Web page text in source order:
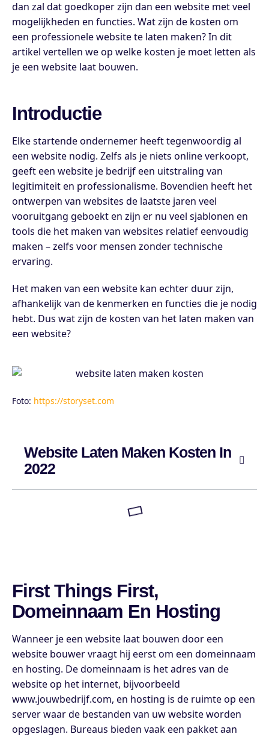
dan zal dat goedkoper zijn dan een website met veel
mogelijkheden en functies. Wat zijn de kosten om
een professionele website te laten maken? In dit
artikel vertellen we op welke kosten je moet letten als
je een website laat bouwen.
Introductie
Elke startende ondernemer heeft tegenwoordig al
een website nodig. Zelfs als je niets online verkoopt,
geeft een website je bedrijf een uitstraling van
legitimiteit en professionalisme. Bovendien heeft het
ontwerpen van websites de laatste jaren veel
vooruitgang geboekt en zijn er nu veel sjablonen en
tools die het maken van websites relatief eenvoudig
maken – zelfs voor mensen zonder technische
ervaring.
Het maken van een website kan echter duur zijn,
afhankelijk van de kenmerken en functies die je nodig
hebt. Dus wat zijn de kosten van het laten maken van
een website?
Foto: https://storyset.com
Website Laten Maken Kosten In
2022
First Things First,
Domeinnaam En Hosting
Wanneer je een website laat bouwen door een
website bouwer vraagt hij eerst om een domeinnaam
en hosting. De domeinnaam is het adres van de
website op het internet, bijvoorbeeld
www.jouwbedrijf.com, en hosting is de ruimte op een
server waar de bestanden van uw website worden
opgeslagen. Bureaus bieden vaak een pakket aan